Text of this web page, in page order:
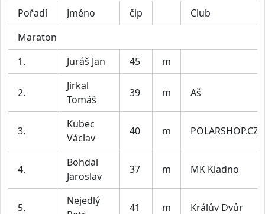
Pořadí Jméno čip
Club
Maraton
1.
Juráš Jan 45 m
2.
Jirkal
Tomáš
39 m Aš
3.
Kubec
Václav
40 m POLARSHOP.CZ
4.
Bohdal
Jaroslav
37 m MK Kladno
5.
Nejedlý
41 m Králův Dvůr